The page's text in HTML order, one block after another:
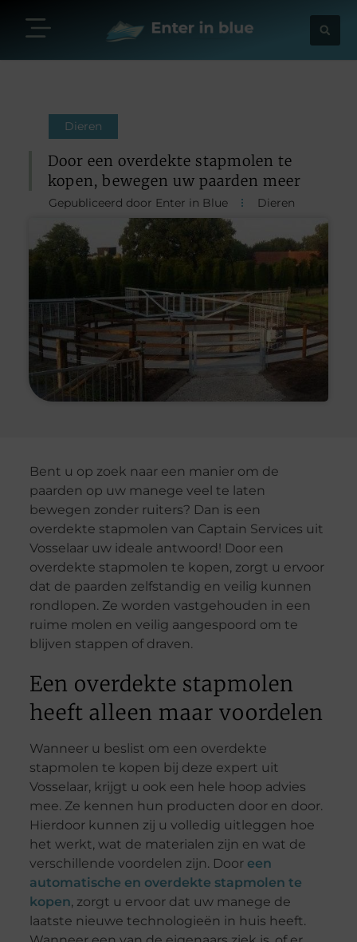
Dieren
Door een overdekte stapmolen te
kopen, bewegen uw paarden meer
Gepubliceerd door Enter in Blue Dieren
Bent u op zoek naar een manier om de
paarden op uw manege veel te laten
bewegen zonder ruiters? Dan is een
overdekte stapmolen van Captain Services uit
Vosselaar uw ideale antwoord! Door een
overdekte stapmolen te kopen, zorgt u ervoor
dat de paarden zelfstandig en veilig kunnen
rondlopen. Ze worden vastgehouden in een
ruime molen en veilig aangespoord om te
blijven stappen of draven.
Een overdekte stapmolen
heeft alleen maar voordelen
Wanneer u beslist om een overdekte
stapmolen te kopen bij deze expert uit
Vosselaar, krijgt u ook een hele hoop advies
mee. Ze kennen hun producten door en door.
Hierdoor kunnen zij u volledig uitleggen hoe
het werkt, wat de materialen zijn en wat de
verschillende voordelen zijn. Door een
automatische en overdekte stapmolen te
kopen, zorgt u ervoor dat uw manege de
laatste nieuwe technologieën in huis heeft.